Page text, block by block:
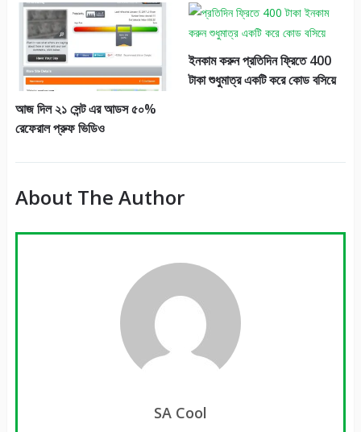
আমি গ্যারানটী দিব আপনি দিনে
$300+ ডলার আয় করতে পারবেন
বিট কয়েন আর্ন করুনওয়েবসাইট ভিজিট
একদম নতুন সাইট। দিনে ১০টি ভিডিও
দেখে ৮০টাকা ইনকাম করুন। টাকা নিন
সরাসরি রকেটে। রেফার করতে পারলে
কয়েন জলদি করুন